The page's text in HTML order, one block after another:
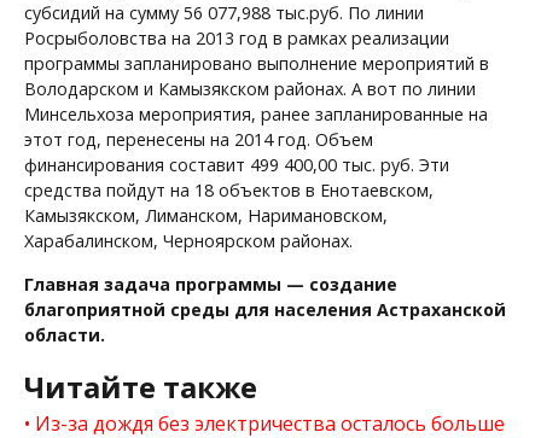
субсидий на сумму 56 077,988 тыс.руб. По линии
Росрыболовства на 2013 год в рамках реализации
программы запланировано выполнение мероприятий в
Володарском и Камызякском районах. А вот по линии
Минсельхоза мероприятия, ранее запланированные на
этот год, перенесены на 2014 год. Объем
финансирования составит 499 400,00 тыс. руб. Эти
средства пойдут на 18 объектов в Енотаевском,
Камызякском, Лиманском, Наримановском,
Харабалинском, Черноярском районах.
Главная задача программы — создание
благоприятной среды для населения Астраханской
области.
Читайте также
Из-за дождя без электричества осталось больше